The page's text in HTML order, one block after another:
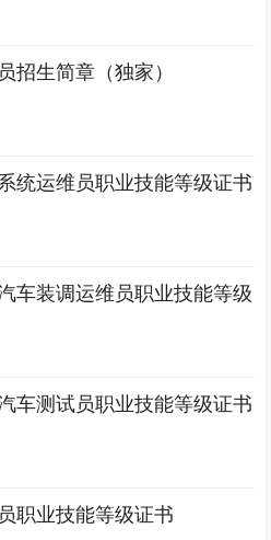
招生简章（独家）
统运维员职业技能等级证书
车装调运维员职业技能等级
车测试员职业技能等级证书
职业技能等级证书